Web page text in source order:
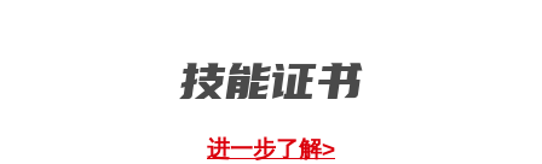
技能证书
进一步了解>